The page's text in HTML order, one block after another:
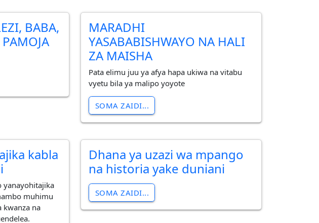
BABA,
MARADHI
YASABABISHWAYO NA HALI
ZA MAISHA
Pata elimu juu ya afya hapa ukiwa na vitabu
vyetu bila ya malipo yoyote
SOMA ZAIDI...
kabla
yanayohitajika
muhimu
kwanza na
Dhana ya uzazi wa mpango
na historia yake duniani
SOMA ZAIDI...